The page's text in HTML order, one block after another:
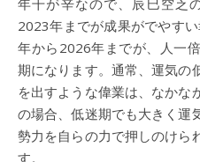
2023年までが成果がでやす
年から2026年までが、人一
期になります。通常、運気の
を出すような偉業は、なかな
の場合、低迷期でも大きく運
勢力を自らの力で押しのけら
す。